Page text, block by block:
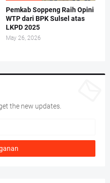
Pemkab Soppeng Raih Opini
WTP dari BPK Sulsel atas
LKPD 2025
May 26, 2026
the new updates.